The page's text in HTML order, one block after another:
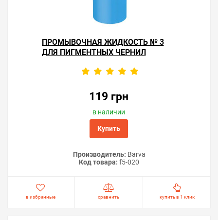
ПРОМЫВОЧНАЯ ЖИДКОСТЬ № 3
ДЛЯ ПИГМЕНТНЫХ ЧЕРНИЛ
119 грн
в наличии
Купить
Производитель: Barva
Код товара: f5-020
в избранные сравнить купить в 1 клик